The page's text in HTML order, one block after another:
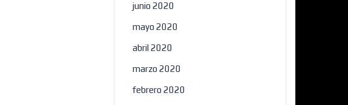
junio 2020
mayo 2020
abril 2020
marzo 2020
febrero 2020